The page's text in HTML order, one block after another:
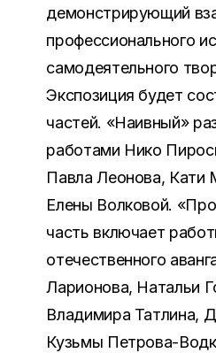
демонстрирующий
профессионального
самодеятельного
Экспозиция будет
частей. «Наивный»
работами Нико
Павла Леонова, Кати
Елены Волковой.
часть включает
отечественного
Ларионова, Натальи
Владимира Татлина,
Кузьмы Петрова-